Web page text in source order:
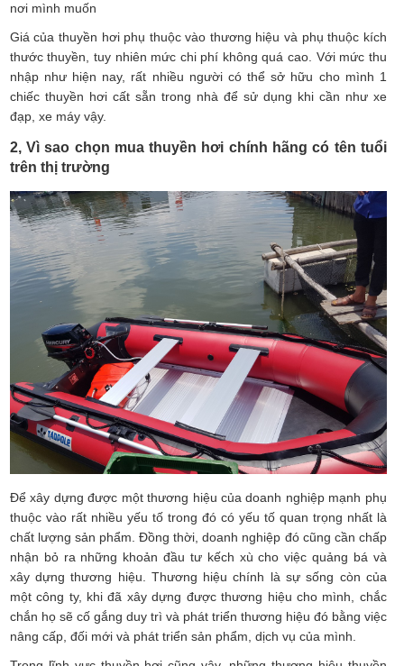
nơi mình muốn
Giá của thuyền hơi phụ thuộc vào thương hiệu và phụ thuộc kích
thước thuyền, tuy nhiên mức chi phí không quá cao. Với mức thu
nhập như hiện nay, rất nhiều người có thể sở hữu cho mình 1
chiếc thuyền hơi cất sẵn trong nhà để sử dụng khi cần như xe
đạp, xe máy vậy.
2, Vì sao chọn mua thuyền hơi chính hãng có tên tuổi
trên thị trường
Để xây dựng được một thương hiệu của doanh nghiệp mạnh phụ
thuộc vào rất nhiều yếu tố trong đó có yếu tố quan trọng nhất là
chất lượng sản phẩm. Đồng thời, doanh nghiệp đó cũng cần chấp
nhận bỏ ra những khoản đầu tư kếch xù cho việc quảng bá và
xây dựng thương hiệu. Thương hiệu chính là sự sống còn của
một công ty, khi đã xây dựng được thương hiệu cho mình, chắc
chắn họ sẽ cố gắng duy trì và phát triển thương hiệu đó bằng việc
nâng cấp, đối mới và phát triển sản phẩm, dịch vụ của mình.